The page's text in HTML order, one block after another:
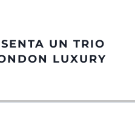
UN TRIO
LUXURY